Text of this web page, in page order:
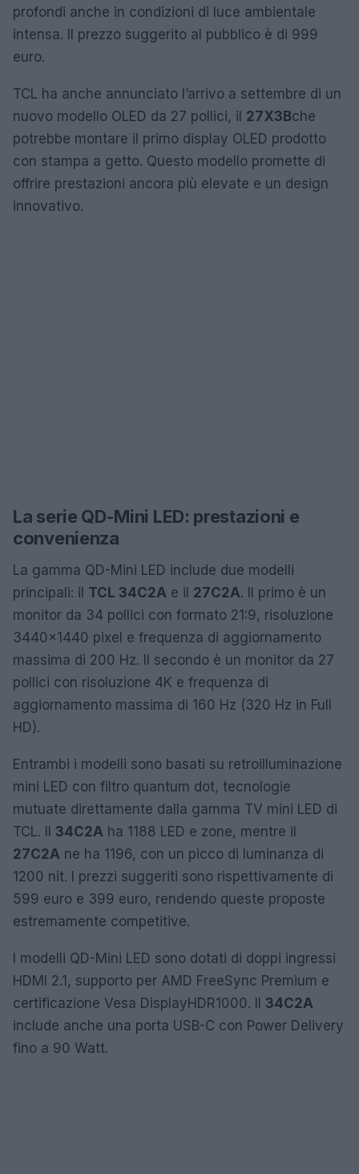
profondi anche in condizioni di luce ambientale
intensa. Il prezzo suggerito al pubblico è di 999
euro.
TCL ha anche annunciato l’arrivo a settembre di un
nuovo modello OLED da 27 pollici, il 27X3Bche
potrebbe montare il primo display OLED prodotto
con stampa a getto. Questo modello promette di
offrire prestazioni ancora più elevate e un design
innovativo.
La serie QD-Mini LED: prestazioni e
convenienza
La gamma QD-Mini LED include due modelli
principali: il TCL 34C2A e il 27C2A. Il primo è un
monitor da 34 pollici con formato 21:9, risoluzione
3440×1440 pixel e frequenza di aggiornamento
massima di 200 Hz. Il secondo è un monitor da 27
pollici con risoluzione 4K e frequenza di
aggiornamento massima di 160 Hz (320 Hz in Full
HD).
Entrambi i modelli sono basati su retroilluminazione
mini LED con filtro quantum dot, tecnologie
mutuate direttamente dalla gamma TV mini LED di
TCL. Il 34C2A ha 1188 LED e zone, mentre il
27C2A ne ha 1196, con un picco di luminanza di
1200 nit. I prezzi suggeriti sono rispettivamente di
599 euro e 399 euro, rendendo queste proposte
estremamente competitive.
I modelli QD-Mini LED sono dotati di doppi ingressi
HDMI 2.1, supporto per AMD FreeSync Premium e
certificazione Vesa DisplayHDR1000. Il 34C2A
include anche una porta USB-C con Power Delivery
fino a 90 Watt.